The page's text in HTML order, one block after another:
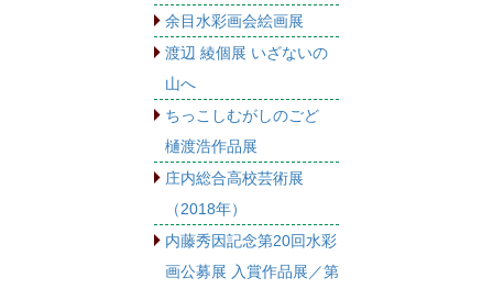
余目水彩画会絵画展
渡辺 綾個展 いざないの
山へ
ちっこしむがしのごど
樋渡浩作品展
庄内総合高校芸術展
（2018年）
内藤秀因記念第20回水彩
画公募展 入賞作品展／第